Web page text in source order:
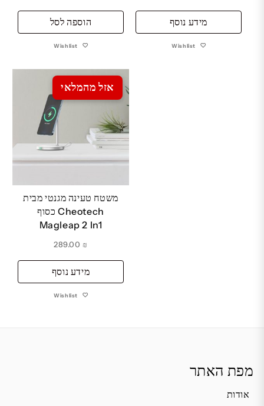
הוספה לסל
Wishlist
מידע נוסף
Wishlist
אזל מהמלאי
משטח טעינה מגנטי מבית
Cheotech כסוף
Magleap 2 In1
₪
מידע נוסף
Wishlist
מפת האתר
אודות